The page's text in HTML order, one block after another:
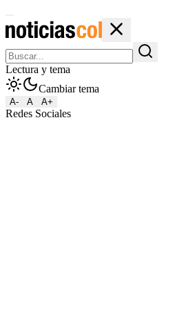
Lectura y tema
Cambiar tema
A- A A+
Redes Sociales